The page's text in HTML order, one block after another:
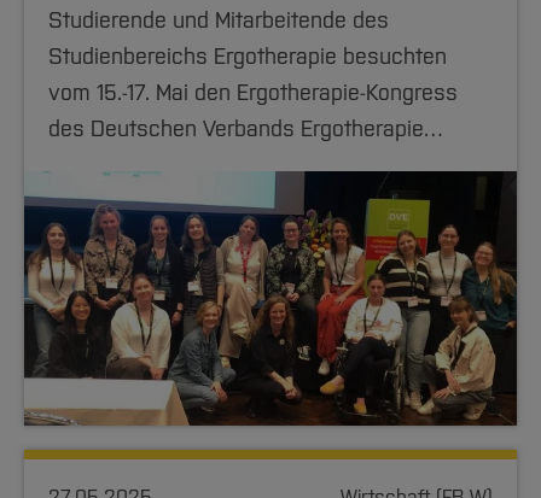
Studierende und Mitarbeitende des
Studienbereichs Ergotherapie besuchten
vom 15.-17. Mai den Ergotherapie-Kongress
des Deutschen Verbands Ergotherapie…